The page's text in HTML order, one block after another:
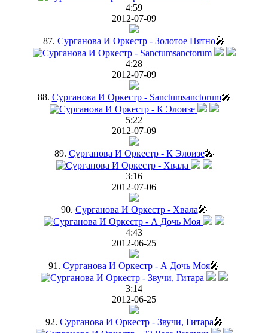
4:59
2012-07-09
87. Сурганова И Оркестр - Золотое Пятно🎤
4:28
2012-07-09
88. Сурганова И Оркестр - Sanctumsanctorum🎤
5:22
2012-07-09
89. Сурганова И Оркестр - К Элоизе🎤
3:16
2012-07-06
90. Сурганова И Оркестр - Хвала🎤
4:43
2012-06-25
91. Сурганова И Оркестр - А Дочь Моя🎤
3:14
2012-06-25
92. Сурганова И Оркестр - Звучи, Гитара🎤